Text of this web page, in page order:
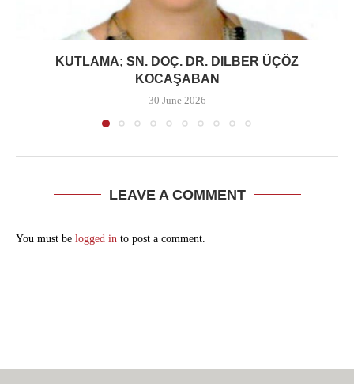
KUTLAMA; SN. DOÇ. DR. DILBER ÜÇÖZ
KOCAŞABAN
30 June 2026
LEAVE A COMMENT
You must be logged in to post a comment.